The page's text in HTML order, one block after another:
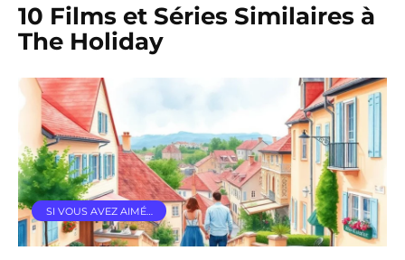
10 Films et Séries Similaires à
The Holiday
SI VOUS AVEZ AIMÉ…